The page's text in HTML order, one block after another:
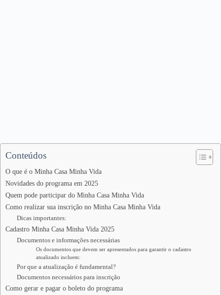
Conteúdos
O que é o Minha Casa Minha Vida
Novidades do programa em 2025
Quem pode participar do Minha Casa Minha Vida
Como realizar sua inscrição no Minha Casa Minha Vida
Dicas importantes:
Cadastro Minha Casa Minha Vida 2025
Documentos e informações necessárias
Os documentos que devem ser apresentados para garantir o cadastro
atualizado incluem:
Por que a atualização é fundamental?
Documentos necessários para inscrição
Como gerar e pagar o boleto do programa